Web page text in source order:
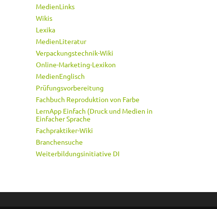
MedienLinks
Wikis
Lexika
MedienLiteratur
Verpackungstechnik-Wiki
Online-Marketing-Lexikon
MedienEnglisch
Prüfungsvorbereitung
Fachbuch Reproduktion von Farbe
LernApp Einfach (Druck und Medien in
Einfacher Sprache
Fachpraktiker-Wiki
Branchensuche
Weiterbildungsinitiative DI